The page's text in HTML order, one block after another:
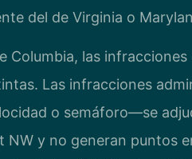
del de Virginia o
Columbia, las
Las infracciones
o semáforo—se
NW y no generan puntos